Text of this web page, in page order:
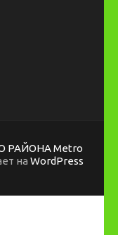
РАЙОНАMetro
на WordPress